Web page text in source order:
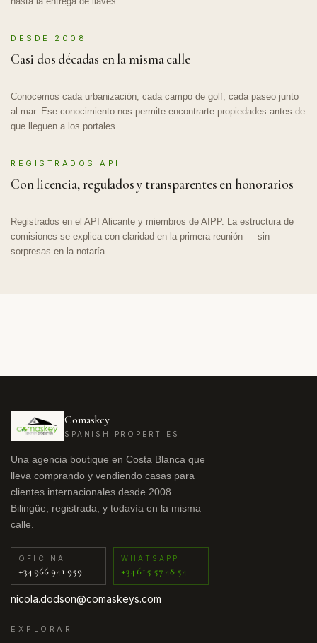
DESDE 2008
Casi dos décadas en la misma calle
Conocemos cada urbanización, cada campo de golf, cada paseo junto
al mar. Ese conocimiento nos permite encontrarte propiedades antes de
que lleguen a los portales.
REGISTRADOS API
Con licencia, regulados y transparentes en honorarios
Registrados en el API Alicante y miembros de AIPP. La estructura de
comisiones se explica con claridad en la primera reunión — sin
sorpresas en la notaría.
Comaskey
SPANISH PROPERTIES
Una agencia boutique en Costa Blanca que
lleva comprando y vendiendo casas para
clientes internacionales desde 2008.
Bilingüe, registrada, y todavía en la misma
calle.
OFICINA
+34 966 941 959
WHATSAPP
+34 615 57 48 54
nicola.dodson@comaskeys.com
EXPLORAR